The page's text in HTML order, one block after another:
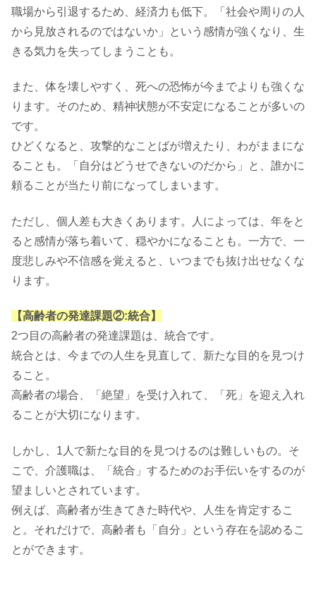
職場から引退するため、経済力も低下。「社会や周りの人
から見放されるのではないか」という感情が強くなり、生
きる気力を失ってしまうことも。
また、体を壊しやすく、死への恐怖が今までよりも強くな
ります。そのため、精神状態が不安定になることが多いの
です。
ひどくなると、攻撃的なことばが増えたり、わがままにな
ることも。「自分はどうせできないのだから」と、誰かに
頼ることが当たり前になってしまいます。
ただし、個人差も大きくあります。人によっては、年をと
ると感情が落ち着いて、穏やかになることも。一方で、一
度悲しみや不信感を覚えると、いつまでも抜け出せなくな
ります。
【高齢者の発達課題②:統合】
2つ目の高齢者の発達課題は、統合です。
統合とは、今までの人生を見直して、新たな目的を見つけ
ること。
高齢者の場合、「絶望」を受け入れて、「死」を迎え入れ
ることが大切になります。
しかし、1人で新たな目的を見つけるのは難しいもの。そ
こで、介護職は、「統合」するためのお手伝いをするのが
望ましいとされています。
例えば、高齢者が生きてきた時代や、人生を肯定するこ
と。それだけで、高齢者も「自分」という存在を認めるこ
とができます。